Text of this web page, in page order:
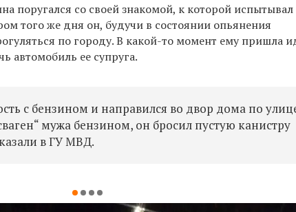
поругался со своей знакомой, к которой испытывал
того же дня он, будучи в состоянии опьянения
по городу. В какой-то момент ему пришла
автомобиль ее супруга.
с бензином и направился во двор дома по
мужа бензином, он бросил пустую канистру
в ГУ МВД.